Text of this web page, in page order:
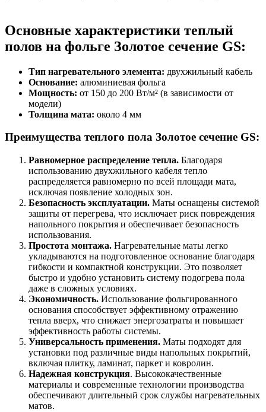
Основные характеристики теплый
полов на фольге Золотое сечение GS:
Тип нагревательного элемента: двухжильный кабель
Основание: алюминиевая фольга
Мощность: от 150 до 200 Вт/м² (в зависимости от
модели)
Толщина мата: около 4 мм
Преимущества теплого пола Золотое сечение GS:
Равномерное распределение тепла. Благодаря
использованию двухжильного кабеля тепло
распределяется равномерно по всей площади мата,
исключая появление холодных зон.
Безопасность эксплуатации. Маты оснащены системой
защиты от перегрева, что исключает риск повреждения
напольного покрытия и обеспечивает безопасность
использования.
Простота монтажа. Нагревательные маты легко
укладываются на подготовленное основание благодаря
гибкости и компактной конструкции. Это позволяет
быстро и удобно установить систему подогрева пола
даже в сложных условиях.
Экономичность. Использование фольгированного
основания способствует эффективному отражению
тепла вверх, что снижает энергозатраты и повышает
эффективность работы системы.
Универсальность применения. Маты подходят для
установки под различные виды напольных покрытий,
включая плитку, ламинат, паркет и ковролин.
Надежная конструкция. Высококачественные
материалы и современные технологии производства
обеспечивают длительный срок службы нагревательных
матов.